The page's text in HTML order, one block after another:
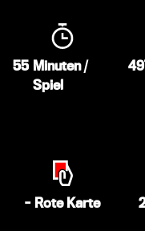
55 Minuten /
Spiel
- Rote Karte